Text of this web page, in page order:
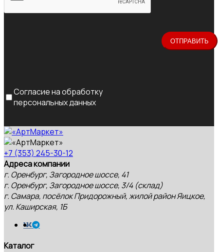
Согласие на обработку
персональных данных
+7 (353) 245-30-12
Адреса компании
г. Оренбург, Загородное шоссе, 41
г. Оренбург, Загородное шоссе, 3/4 (склад)
г. Самара, посёлок Придорожный, жилой район Яицкое,
ул. Каширская, 1Б
Каталог